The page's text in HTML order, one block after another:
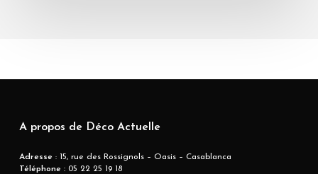
A propos de Déco Actuelle
Adresse : 15, rue des Rossignols – Oasis – Casablanca
Téléphone :05 22 25 19 18